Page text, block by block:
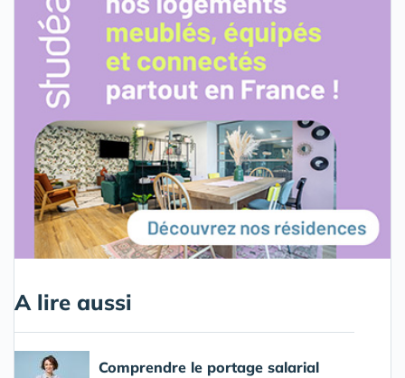
A lire aussi
Comprendre le portage salarial